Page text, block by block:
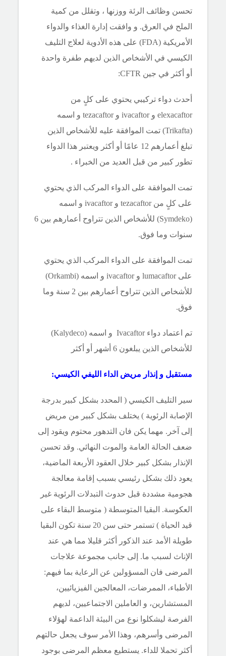
تحسن وظائف الرئة ووزنها ، وتقلل من كمية
الملح في العرق. و وافقت إدارة الغذاء والدواء
الأمريكية (FDA) على هذه الأدوية لعلاج التليف
الكيسي في الأشخاص الذين لديهم طفرة واحدة
أو أكثر في جين CFTR:
أحدث دواء تركيبي يحتوي على كلٍ من
elexacaftor و ivacaftor و
tezacaftor و اسمه
(Trikafta) تمت الموافقة عليه للأشخاص الذين
تبلغ أعمارهم 12 عامًا أو أكثر ويعتبر هذا الدواء
تطور كبير من قبل العديد من الخبراء .
تمت الموافقة على الدواء المركب الذي يحتوي
على كلٍ من tezacaftor و
ivacaftor و اسمه
(Symdeko) للأشخاص الذين تتراوح أعمارهم بين 6
سنوات وما فوق.
تمت الموافقة على الدواء المركب الذي يحتوي
على lumacaftor و
ivacaftor
و اسمه (Orkambi)
للأشخاص الذين تتراوح أعمارهم بين 2 سنة وما
فوق.
تم اعتماد دواءIvacaftor
و اسمه (Kalydeco)
للأشخاص الذين يبلغون 6 أشهر أو أكثر
مستقبل و إنذار مريض الداء الليفي الكيسي:
سير التليف الكيسي ( المحدد بشكل كبير بدرجة
الإصابة الرئوية ) يختلف بشكل كبير من مريض
إلى آخر. مهما يكن فان التدهور محتوم ويقود إلى
ضعف الحالة العامة والموت النهائي. وقد تحسن
الإنذار بشكل كبير خلال العقود الأربعة الماضية،
يعود ذلك بشكل رئيسي بسبب إقامة معالجة
هجومية مشددة قبل حدوث التبدلات الرئوية غير
العكوسة. البقيا المتوسطة ( متوسط البقاء على
قيد الحياة ) تستمر حتى سن 20 سنة تكون البقيا
طويلة الأمد عند الذكور أكثر قليلا مما هي عند
الإناث لسبب ما. إلى جانب مجموعة علاجات
المرضى فان المسؤولين عن الرعاية بما فيهم:
الأطباء، الممرضات، المعالجين الفيزيائيين،
المستشارين، و العاملين الاجتماعيين، لديهم
الفرصة ليشكلوا نوع من البيئة الداعمة لهؤلاء
المرضى وأسرهم، وهذا الأمر سوف يجعل حالتهم
أكثر تحملا للداء. يستطيع معظم المرضى بوجود